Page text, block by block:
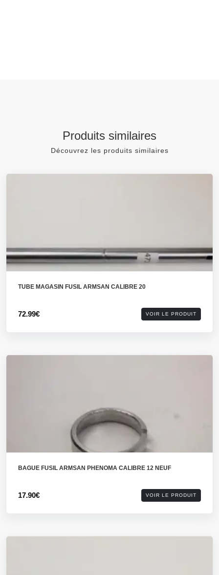
Produits similaires
Découvrez les produits similaires
TUBE MAGASIN FUSIL ARMSAN CALIBRE 20
72.99€ VOIR LE PRODUIT
BAGUE FUSIL ARMSAN PHENOMA CALIBRE 12 NEUF
17.90€ VOIR LE PRODUIT